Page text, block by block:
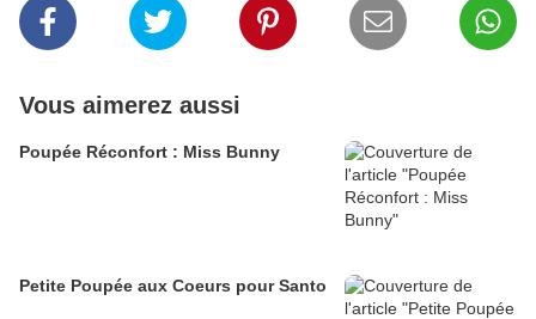
Vous aimerez aussi
Poupée Réconfort : Miss Bunny
Petite Poupée aux Coeurs pour Santo